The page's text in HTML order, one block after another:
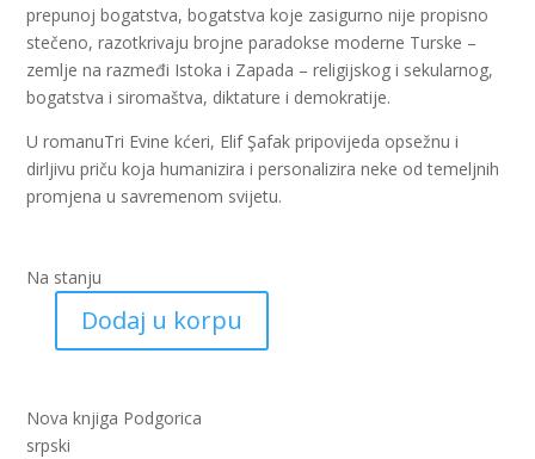
prepunoj bogatstva, bogatstva koje zasigurno nije propisno
stečeno, razotkrivaju brojne paradokse moderne Turske –
zemlje na razmeđi Istoka i Zapada – religijskog i sekularnog,
bogatstva i siromaštva, diktature i demokratije.
U romanuTri Evine kćeri, Elif Şafak pripovijeda opsežnu i
dirljivu priču koja humanizira i personalizira neke od temeljnih
promjena u savremenom svijetu.
Na stanju
(nk)
količina
Dodaj u korpu
Nova knjiga Podgorica
srpski